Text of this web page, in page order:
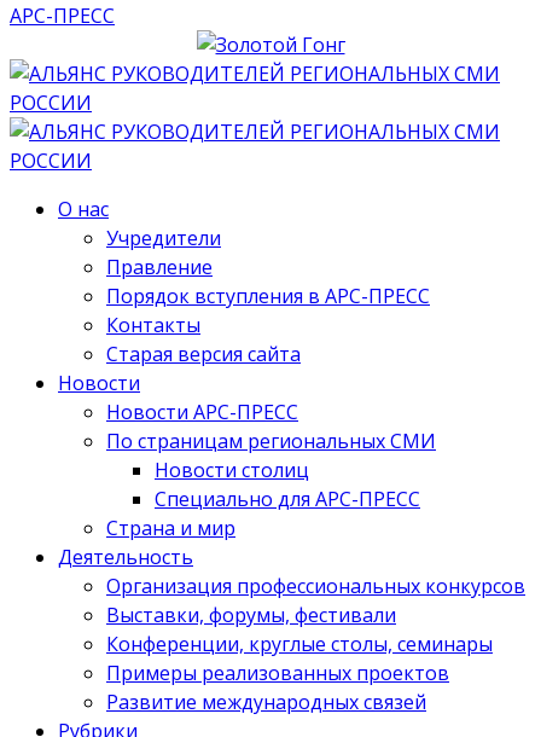
АРС-ПРЕСС
О нас
Учредители
Правление
Порядок вступления в АРС-ПРЕСС
Контакты
Старая версия сайта
Новости
Новости АРС-ПРЕСС
По страницам региональных СМИ
Новости столиц
Специально для АРС-ПРЕСС
Страна и мир
Деятельность
Организация профессиональных конкурсов
Выставки, форумы, фестивали
Конференции, круглые столы, семинары
Примеры реализованных проектов
Развитие международных связей
Рубрики